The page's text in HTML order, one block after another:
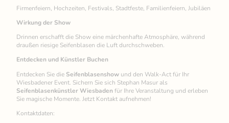
Firmenfeiern, Hochzeiten, Festivals, Stadtfeste, Familienfeiern, Jubiläen
Wirkung der Show
Drinnen erschafft die Show eine märchenhafte Atmosphäre, während
draußen riesige Seifenblasen die Luft durchschweben.
Entdecken und Künstler Buchen
Entdecken Sie die Seifenblasenshow und den Walk-Act für Ihr
Wiesbadener Event. Sichern Sie sich Stephan Masur als
Seifenblasenkünstler Wiesbaden für Ihre Veranstaltung und erleben
Sie magische Momente. Jetzt Kontakt aufnehmen!
Kontaktdaten: